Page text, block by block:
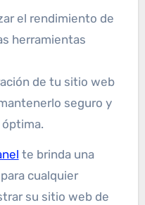
el rendimiento de
herramientas
de tu sitio web
seguro y
te brinda una
cualquier
su sitio web de